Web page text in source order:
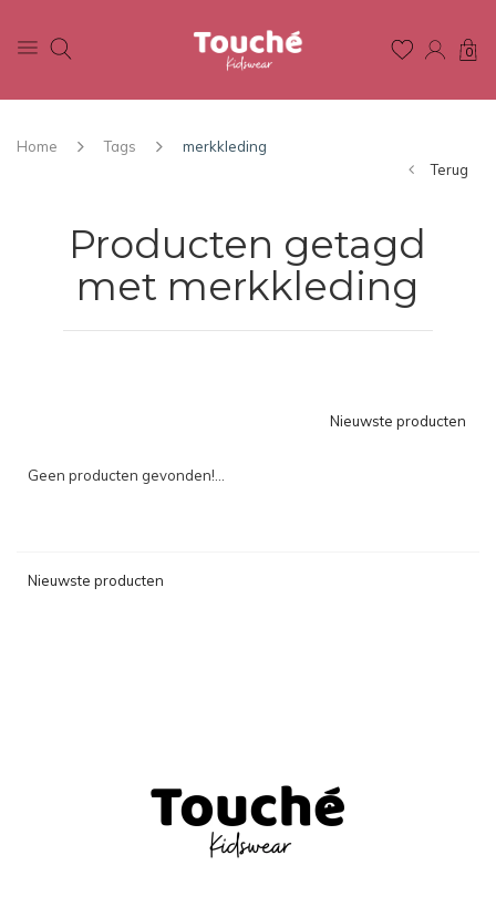
0
Home Tags
merkkleding
Terug
Producten getagd
met merkkleding
Nieuwste producten
Geen producten gevonden!...
Nieuwste producten